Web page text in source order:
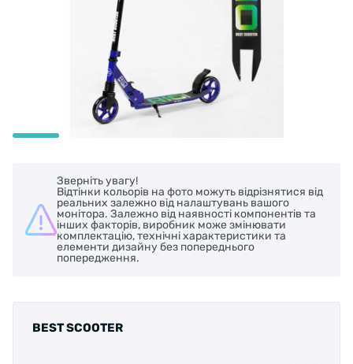
Зверніть увагу!
Відтінки кольорів на фото можуть відрізнятися від
реальних залежно від налаштувань вашого
монітора. Залежно від наявності компонентів та
інших факторів, виробник може змінювати
комплектацію, технічні характеристики та
елементи дизайну без попереднього
попередження.
BEST SCOOTER